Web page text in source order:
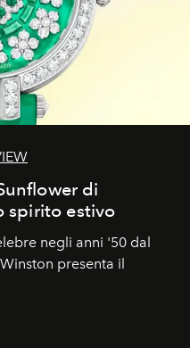
di
spirito estivo
negli anni '50 dal
presenta il